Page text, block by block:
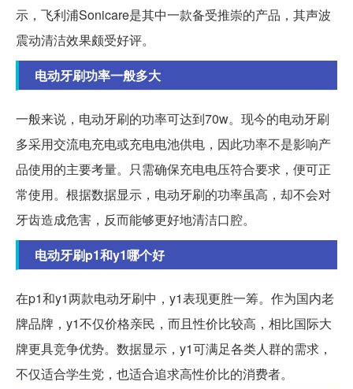
示，飞利浦Sonicare是其中一款备受推崇的产品，其声波
震动清洁效果颇受好评。
电动牙刷功率一般多大
一般来说，电动牙刷的功率可达到70w。现今的电动牙刷
多采用交流电充电或充电电池供电，因此功率不是影响产
品使用的主要考量。只需确保充电电压符合要求，便可正
常使用。根据数据显示，电动牙刷的功率虽高，却不会对
牙齿造成危害，反而能够更好地清洁口腔。
电动牙刷p1和y1哪个好
在p1和y1两款电动牙刷中，y1表现更胜一筹。作为国内老
牌品牌，y1不仅价格亲民，而且性价比较高，相比国际大
牌更具竞争优势。数据显示，y1可满足各类人群的需求，
不仅适合学生党，也适合追求高性价比的消费者。